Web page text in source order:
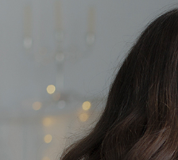
ponudbe
Mobilne